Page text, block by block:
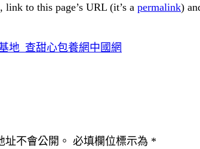
to this page’s URL (it’s a permalink)
地_查甜心包養網中國網
不會公開。 必填欄位標示為 *